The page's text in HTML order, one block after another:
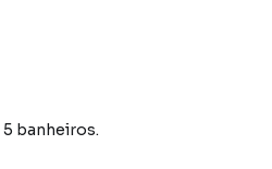
5 banheiros.